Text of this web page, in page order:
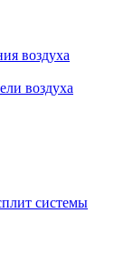
воздуха
воздуха
системы